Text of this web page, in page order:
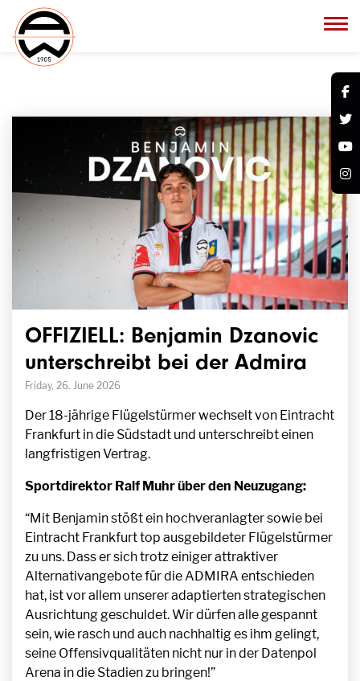
OFFIZIELL: Benjamin Dzanovic
unterschreibt bei der Admira
Friday, 26. June 2026
Der 18-jährige Flügelstürmer wechselt von Eintracht
Frankfurt in die Südstadt und unterschreibt einen
langfristigen Vertrag.
Sportdirektor Ralf Muhr über den Neuzugang:
“Mit Benjamin stößt ein hochveranlagter sowie bei
Eintracht Frankfurt top ausgebildeter Flügelstürmer
zu uns. Dass er sich trotz einiger attraktiver
Alternativangebote für die ADMIRA entschieden
hat, ist vor allem unserer adaptierten strategischen
Ausrichtung geschuldet. Wir dürfen alle gespannt
sein, wie rasch und auch nachhaltig es ihm gelingt,
seine Offensivqualitäten nicht nur in der Datenpol
Arena in die Stadien zu bringen!”